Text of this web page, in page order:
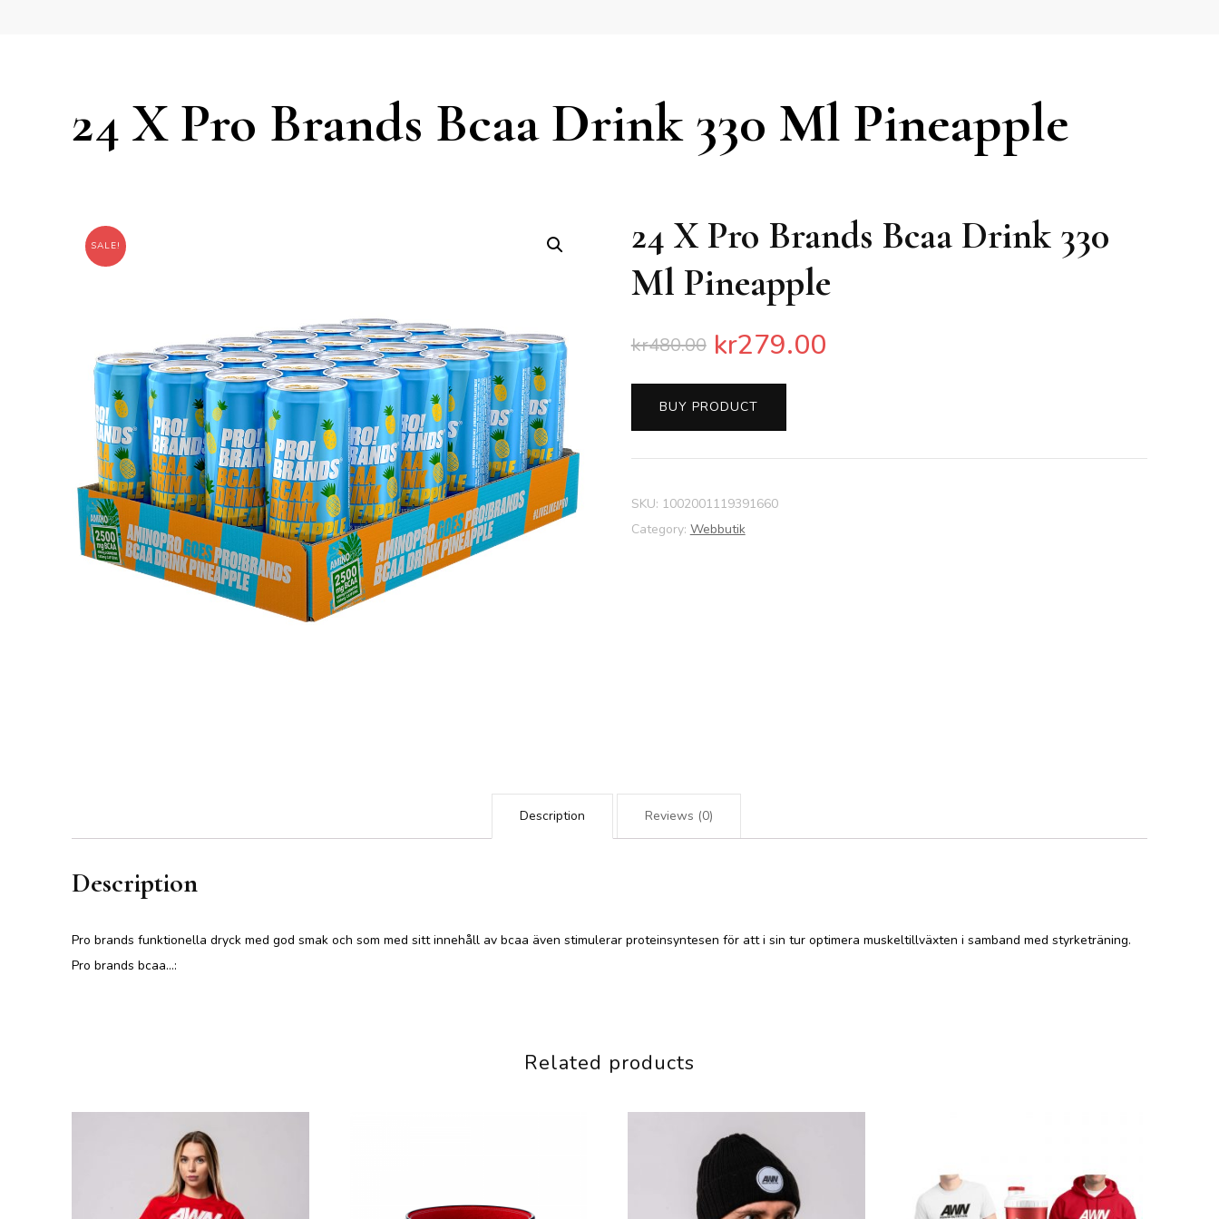
24 X Pro Brands Bcaa Drink 330 Ml Pineapple
SALE!
24 X Pro Brands Bcaa Drink 330
Ml Pineapple
kr480.00 kr279.00
BUY PRODUCT
SKU: 1002001119391660
Category: Webbutik
Description Reviews (0)
Description
Pro brands funktionella dryck med god smak och som med sitt innehåll av bcaa även stimulerar proteinsyntesen för att i sin tur optimera muskeltillväxten i samband med styrketräning.
Pro brands bcaa…:
Related products